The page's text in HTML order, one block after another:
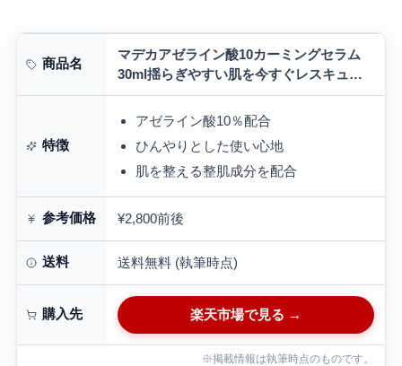
商品名
マデカアゼライン酸10カーミングセラム
30ml揺らぎやすい肌を今すぐレスキュ
ー！｜ひんやり感｜鎮静ケア｜アゼライン
セラム｜皮脂ケア｜トリプルカーミング｜
特徴
アゼライン酸10％配合
ひんやりとした使い心地
肌を整える整肌成分を配合
参考価格 ¥2,800前後
送料 送料無料 (執筆時点)
購入先 楽天市場で見る →
※掲載情報は執筆時点のものです。